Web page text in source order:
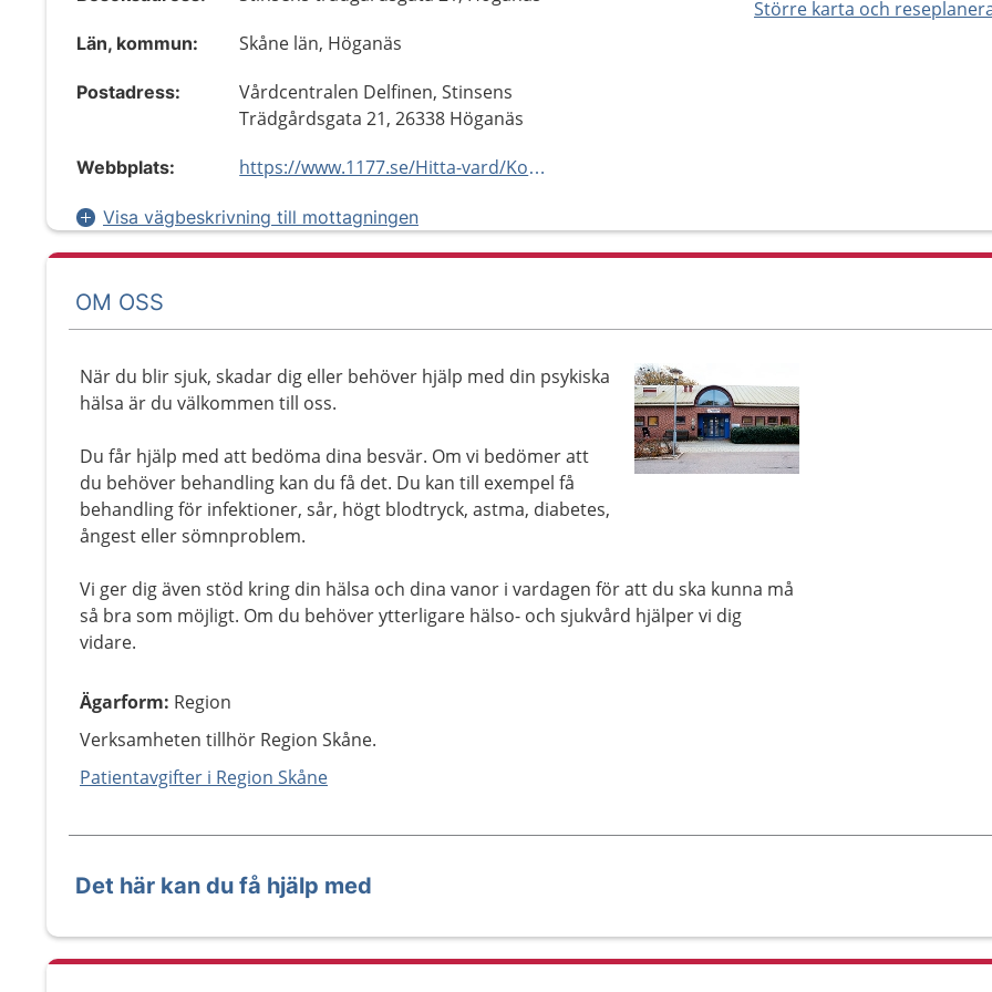
Större karta och
Län, kommun: Skåne län, Höganäs
Postadress:
Vårdcentralen Delfinen, Stinsens
Trädgårdsgata 21, 26338 Höganäs
Webbplats: https://www.1177.se/Hitta-vard/Kontakt/?hsaid=SE162321000255-O11847
Visa vägbeskrivning till mottagningen
OM OSS
När du blir sjuk, skadar dig eller behöver hjälp med din psykiska
hälsa är du välkommen till oss.
Du får hjälp med att bedöma dina besvär. Om vi bedömer att
du behöver behandling kan du få det. Du kan till exempel få
behandling för infektioner, sår, högt blodtryck, astma, diabetes,
ångest eller sömnproblem.
Vi ger dig även stöd kring din hälsa och dina vanor i vardagen för att du ska kunna må
så bra som möjligt. Om du behöver ytterligare hälso- och sjukvård hjälper vi dig
vidare.
Ägarform: Region
Verksamheten tillhör Region Skåne.
Patientavgifter i Region Skåne
Det här kan du få hjälp med